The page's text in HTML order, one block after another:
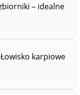
– idealne
Łowisko karpiowe